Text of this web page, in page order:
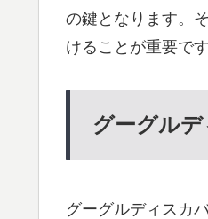
の鍵となります。
けることが重要です
グーグル
グーグルディスカ